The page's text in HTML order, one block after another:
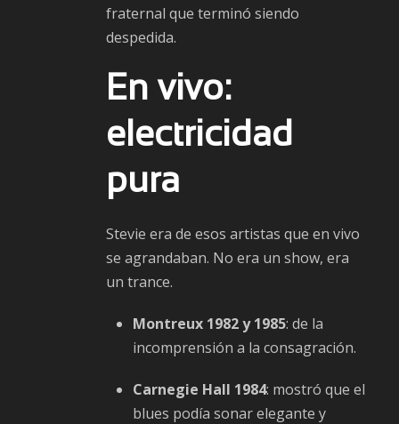
fraternal que terminó siendo
despedida.
En vivo:
electricidad
pura
Stevie era de esos artistas que en vivo
se agrandaban. No era un show, era
un trance.
Montreux 1982 y 1985: de la
incomprensión a la consagración.
Carnegie Hall 1984: mostró que el
blues podía sonar elegante y